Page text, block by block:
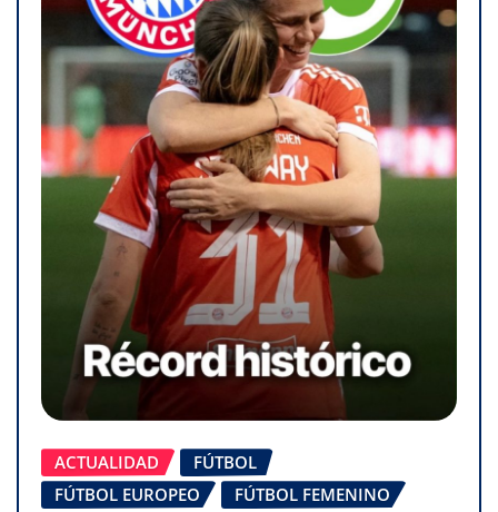
ACTUALIDAD
FÚTBOL
FÚTBOL EUROPEO
FÚTBOL FEMENINO